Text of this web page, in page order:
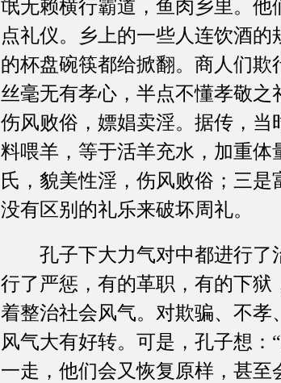
氓无赖横行霸道，鱼肉乡里。
点礼仪。乡上的一些人连饮酒
的杯盘碗筷都给掀翻。商人们
丝毫无有孝心，半点不懂孝敬
伤风败俗，嫖娼卖淫。据传，
料喂羊，等于活羊充水，加重
氏，貌美性淫，伤风败俗；三
没有区别的礼乐来破坏周礼。
孔子下大力气对中都进行了
行了严惩，有的革职，有的下
着整治社会风气。对欺骗、不孝
风气大有好转。可是，孔子想
一走，他们会又恢复原样，甚